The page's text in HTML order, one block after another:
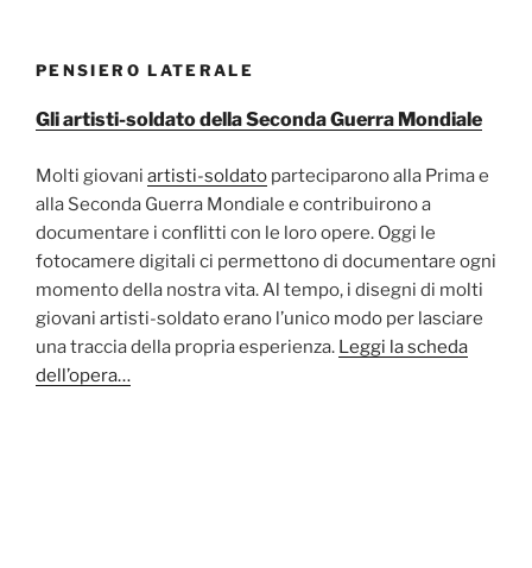
PENSIERO LATERALE
Gli artisti-soldato della Seconda Guerra Mondiale
Molti giovani artisti-soldato parteciparono alla Prima e
alla Seconda Guerra Mondiale e contribuirono a
documentare i conflitti con le loro opere. Oggi le
fotocamere digitali ci permettono di documentare ogni
momento della nostra vita. Al tempo, i disegni di molti
giovani artisti-soldato erano l’unico modo per lasciare
una traccia della propria esperienza. Leggi la scheda
dell’opera…